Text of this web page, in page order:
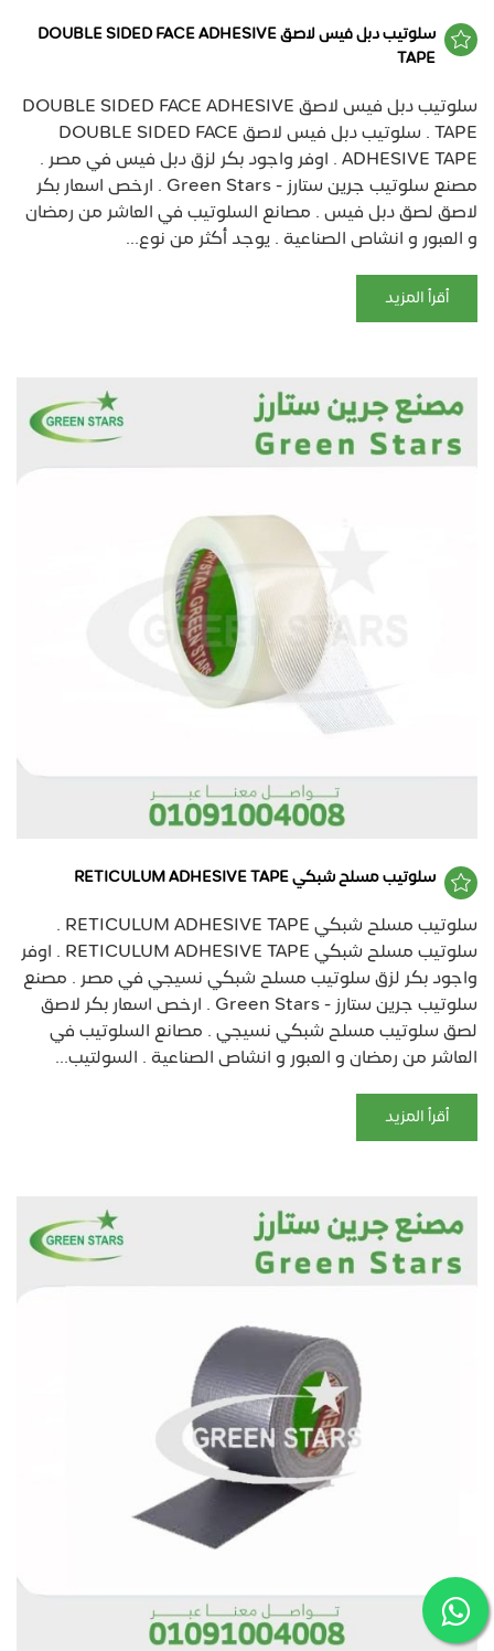
سلوتيب دبل فيس لاصق DOUBLE SIDED FACE ADHESIVE
TAPE
سلوتيب دبل فيس لاصق DOUBLE SIDED FACE ADHESIVE
TAPE . سلوتيب دبل فيس لاصق DOUBLE SIDED FACE
ADHESIVE TAPE . اوفر واجود بكر لزق دبل فيس في مصر .
مصنع سلوتيب جرين ستارز - Green Stars . ارخص اسعار بكر
لاصق لصق دبل فيس . مصانع السلوتيب في العاشر من رمضان
و العبور و انشاص الصناعية . يوجد أكثر من نوع...
أقرأ المزيد
سلوتيب مسلح شبكي RETICULUM ADHESIVE TAPE
سلوتيب مسلح شبكي RETICULUM ADHESIVE TAPE .
سلوتيب مسلح شبكي RETICULUM ADHESIVE TAPE . اوفر
واجود بكر لزق سلوتيب مسلح شبكي نسيجي في مصر . مصنع
سلوتيب جرين ستارز - Green Stars . ارخص اسعار بكر لاصق
لصق سلوتيب مسلح شبكي نسيجي . مصانع السلوتيب في
العاشر من رمضان و العبور و انشاص الصناعية . السولتيب...
أقرأ المزيد